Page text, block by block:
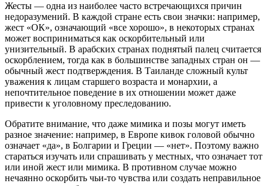
Жесты — одна из наиболее часто встречающихся причин
недоразумений. В каждой стране есть свои значки: например,
жест «ОК», означающий «все хорошо», в некоторых странах
может восприниматься как оскорбительный или
унизительный. В арабских странах поднятый палец считается
оскорблением, тогда как в большинстве западных стран он —
обычный жест подтверждения. В Таиланде сложный культ
уважения к лицам старшего возраста и монархии, а
непочтительное поведение в их отношении может даже
привести к уголовному преследованию.
Обратите внимание, что даже мимика и позы могут иметь
разное значение: например, в Европе кивок головой обычно
означает «да», в Болгарии и Греции — «нет». Поэтому важно
стараться изучать или спрашивать у местных, что означает тот
или иной жест или мимика. В противном случае можно
нечаянно оскорбить чьи-то чувства или создать неправильное